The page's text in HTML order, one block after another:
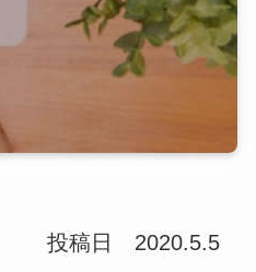
投稿日 2020.5.5